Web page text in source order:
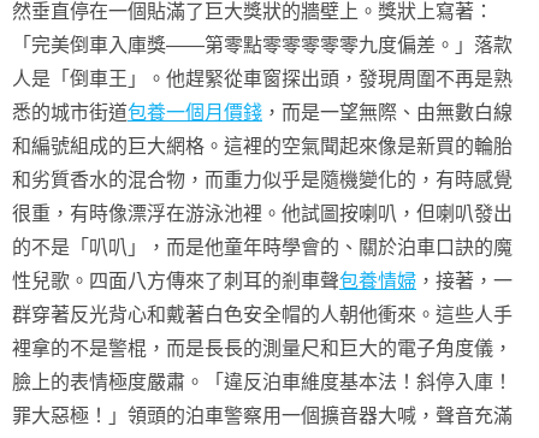
然垂直停在一個貼滿了巨大獎狀的牆壁上。獎狀上寫著：
「完美倒車入庫獎——第零點零零零零零九度偏差。」落款
人是「倒車王」。他趕緊從車窗探出頭，發現周圍不再是熟
悉的城市街道包養一個月價錢 ，而是一望無際、由無數白線
和編號組成的巨大網格。這裡的空氣聞起來像是新買的輪胎
和劣質香水的混合物，而重力似乎是隨機變化的，有時感覺
很重，有時像漂浮在游泳池裡。他試圖按喇叭，但喇叭發出
的不是「叭叭」，而是他童年時學會的、關於泊車口訣的魔
性兒歌。四面八方傳來了刺耳的剎車聲包養情婦 ，接著，一
群穿著反光背心和戴著白色安全帽的人朝他衝來。這些人手
裡拿的不是警棍，而是長長的測量尺和巨大的電子角度儀，
臉上的表情極度嚴肅。「違反泊車維度基本法！斜停入庫！
罪大惡極！」領頭的泊車警察用一個擴音器大喊，聲音充滿